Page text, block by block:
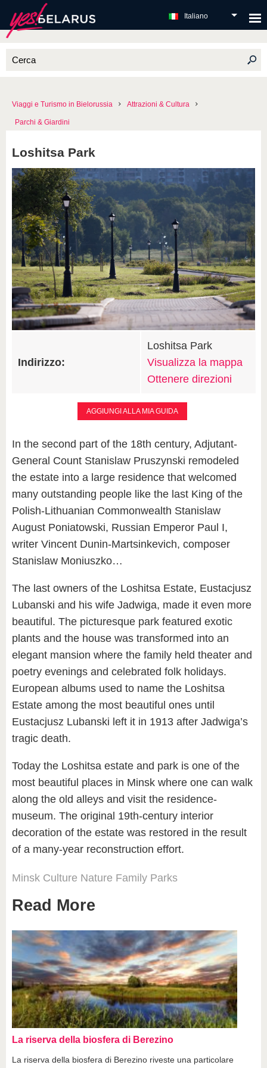
Italiano
Viaggi e Turismo in Bielorussia Attrazioni & Cultura
Parchi & Giardini
Loshitsa Park
Indirizzo:
Loshitsa Park
Visualizza la mappa
Ottenere direzioni
AGGIUNGI ALLA MIA GUIDA
In the second part of the 18th century, Adjutant-
General Count Stanislaw Pruszynski remodeled
the estate into a large residence that welcomed
many outstanding people like the last King of the
Polish-Lithuanian Commonwealth Stanislaw
August Poniatowski, Russian Emperor Paul I,
writer Vincent Dunin-Martsinkevich, composer
Stanislaw Moniuszko…
The last owners of the Loshitsa Estate, Eustacjusz
Lubanski and his wife Jadwiga, made it even more
beautiful. The picturesque park featured exotic
plants and the house was transformed into an
elegant mansion where the family held theater and
poetry evenings and celebrated folk holidays.
European albums used to name the Loshitsa
Estate among the most beautiful ones until
Eustacjusz Lubanski left it in 1913 after Jadwiga’s
tragic death.
Today the Loshitsa estate and park is one of the
most beautiful places in Minsk where one can walk
along the old alleys and visit the residence-
museum. The original 19th-century interior
decoration of the estate was restored in the result
of a many-year reconstruction effort.
Minsk Culture Nature Family Parks
Read More
La riserva della biosfera di Berezino
La riserva della biosfera di Berezino riveste una particolare